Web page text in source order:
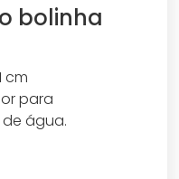
bolinha
cm
para
água.